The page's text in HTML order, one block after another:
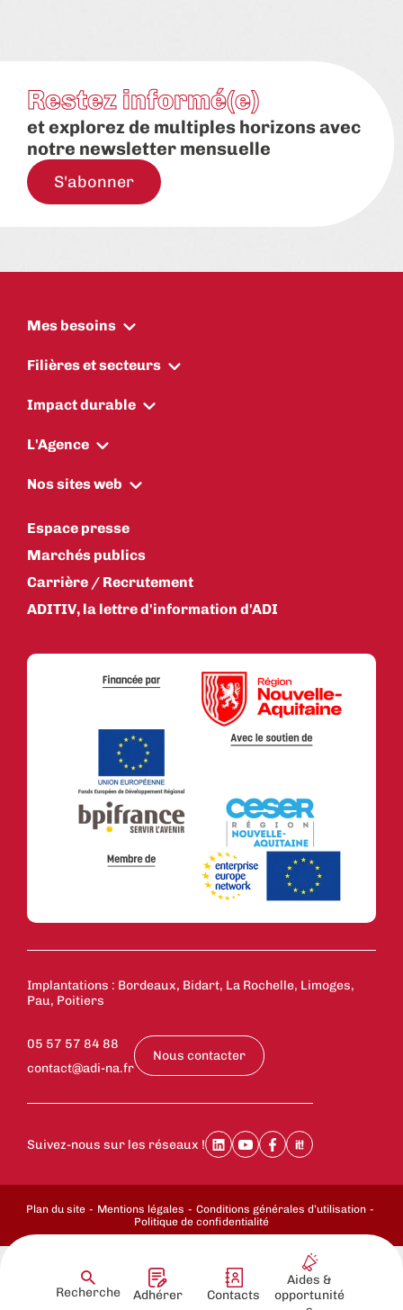
Recherche Adhérer Contacts
Aides &
opportunité
Restez informé(e)
et explorez de multiples horizons avec
notre newsletter mensuelle
S'abonner
Mes besoins
Filières et secteurs
Impact durable
L'Agence
Nos sites web
Espace presse
Marchés publics
Carrière / Recrutement
ADITIV, la lettre d'information d'ADI
Implantations : Bordeaux, Bidart, La Rochelle, Limoges,
Pau, Poitiers
05 57 57 84 88
contact@adi-na.fr
Nous contacter
Suivez-nous sur les réseaux !
Plan du site Mentions légales
Conditions générales d’utilisation
Politique de confidentialité